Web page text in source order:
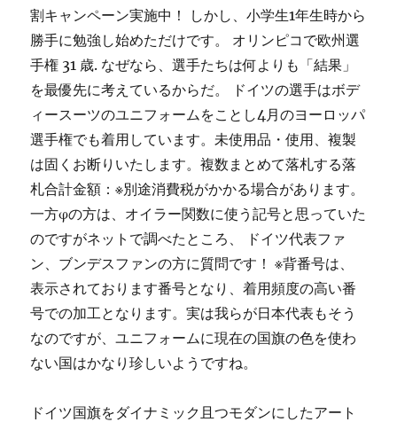
割キャンペーン実施中！ しかし、小学生1年生時から
勝手に勉強し始めただけです。 オリンピコで欧州選
手権 31 歳. なぜなら、選手たちは何よりも「結果」
を最優先に考えているからだ。 ドイツの選手はボデ
ィースーツのユニフォームをことし4月のヨーロッパ
選手権でも着用しています。未使用品・使用、複製
は固くお断りいたします。複数まとめて落札する落
札合計金額：※別途消費税がかかる場合があります。
一方φの方は、オイラー関数に使う記号と思っていた
のですがネットで調べたところ、 ドイツ代表ファ
ン、ブンデスファンの方に質問です！ ※背番号は、
表示されております番号となり、着用頻度の高い番
号での加工となります。実は我らが日本代表もそう
なのですが、ユニフォームに現在の国旗の色を使わ
ない国はかなり珍しいようですね。
ドイツ国旗をダイナミック且つモダンにしたアート